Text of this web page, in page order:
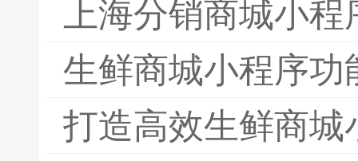
上海分销商城小
生鲜商城小程序功
打造高效生鲜商城